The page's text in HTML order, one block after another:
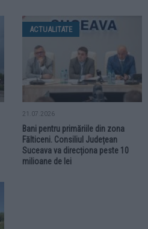
ACTUALITATE
21.07.2026
Bani pentru primăriile din zona
Fălticeni. Consiliul Județean
Suceava va direcționa peste 10
milioane de lei